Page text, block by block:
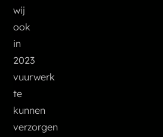
wij
ook
in
2023
vuurwerk
te
kunnen
verzorgen